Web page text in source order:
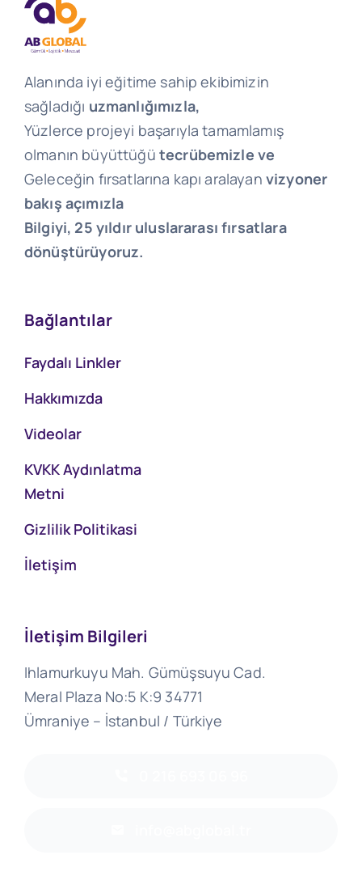
Alanında iyi eğitime sahip ekibimizin
sağladığı uzmanlığımızla,
Yüzlerce projeyi başarıyla tamamlamış
olmanın büyüttüğü tecrübemizle ve
Geleceğin fırsatlarına kapı aralayan vizyoner
bakış açımızla
Bilgiyi, 25 yıldır uluslararası fırsatlara
dönüştürüyoruz.
Bağlantılar
Faydalı Linkler
Hakkımızda
Videolar
KVKK Aydınlatma
Metni
Gizlilik Politikasi
İletişim
İletişim Bilgileri
Ihlamurkuyu Mah. Gümüşsuyu Cad.
Meral Plaza No:5 K:9 34771
Ümraniye – İstanbul / Türkiye